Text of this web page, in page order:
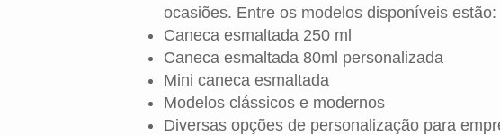
ocasiões. Entre os modelos disponíveis estão:
Caneca esmaltada 250 ml
Caneca esmaltada 80ml personalizada
Mini caneca esmaltada
Modelos clássicos e modernos
Diversas opções de personalização para